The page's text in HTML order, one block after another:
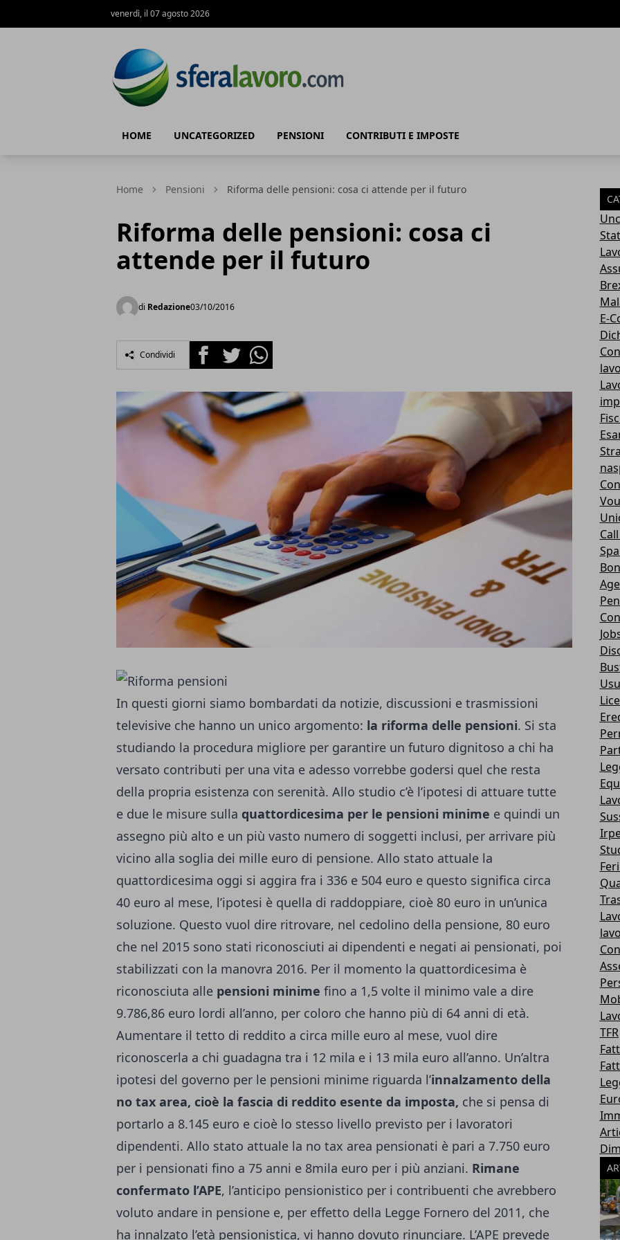
venerdì, il 07 agosto 2026
HOME UNCATEGORIZED PENSIONI CONTRIBUTI E IMPOSTE
Home Pensioni Riforma delle pensioni: cosa ci attende per il futuro
Riforma delle pensioni: cosa ci
attende per il futuro
di Redazione03/10/2016
Condividi FacebookTwitterWhatsapp
In questi giorni siamo bombardati da notizie, discussioni e trasmissioni
televisive che hanno un unico argomento: la riforma delle pensioni. Si sta
studiando la procedura migliore per garantire un futuro dignitoso a chi ha
versato contributi per una vita e adesso vorrebbe godersi quel che resta
della propria esistenza con serenità. Allo studio c’è l’ipotesi di attuare tutte
e due le misure sulla quattordicesima per le pensioni minime e quindi un
assegno più alto e un più vasto numero di soggetti inclusi, per arrivare più
vicino alla soglia dei mille euro di pensione. Allo stato attuale la
quattordicesima oggi si aggira fra i 336 e 504 euro e questo significa circa
40 euro al mese, l’ipotesi è quella di raddoppiare, cioè 80 euro in un’unica
soluzione. Questo vuol dire ritrovare, nel cedolino della pensione, 80 euro
che nel 2015 sono stati riconosciuti ai dipendenti e negati ai pensionati, poi
stabilizzati con la manovra 2016. Per il momento la quattordicesima è
riconosciuta alle pensioni minime fino a 1,5 volte il minimo vale a dire
9.786,86 euro lordi all’anno, per coloro che hanno più di 64 anni di età.
Aumentare il tetto di reddito a circa mille euro al mese, vuol dire
riconoscerla a chi guadagna tra i 12 mila e i 13 mila euro all’anno. Un’altra
ipotesi del governo per le pensioni minime riguarda l’innalzamento della
no tax area, cioè la fascia di reddito esente da imposta, che si pensa di
portarlo a 8.145 euro e cioè lo stesso livello previsto per i lavoratori
dipendenti. Allo stato attuale la no tax area pensionati è pari a 7.750 euro
per i pensionati fino a 75 anni e 8mila euro per i più anziani. Rimane
confermato l’APE, l’anticipo pensionistico per i contribuenti che avrebbero
voluto andare in pensione e, per effetto della Legge Fornero del 2011, che
ha innalzato l’età pensionistica, vi hanno dovuto rinunciare. L’APE prevede
E-
TFR